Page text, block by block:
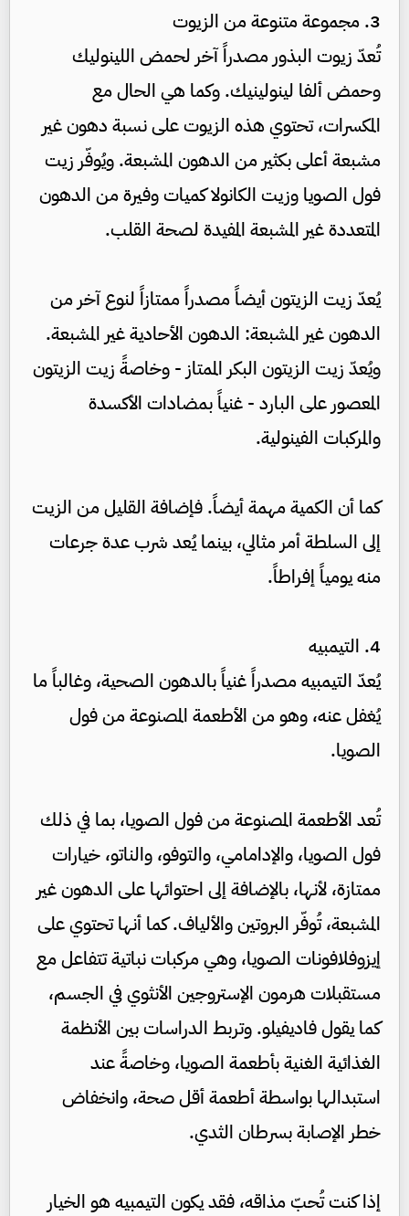
3. مجموعة متنوعة من الزيوت
تُعدّ زيوت البذور مصدراً آخر لحمض اللينوليك
وحمض ألفا لينولينيك. وكما هي الحال مع
المكسرات، تحتوي هذه الزيوت على نسبة دهون غير
مشبعة أعلى بكثير من الدهون المشبعة. ويُوفّر زيت
فول الصويا وزيت الكانولا كميات وفيرة من الدهون
المتعددة غير المشبعة المفيدة لصحة القلب.
يُعدّ زيت الزيتون أيضاً مصدراً ممتازاً لنوع آخر من
الدهون غير المشبعة: الدهون الأحادية غير المشبعة.
ويُعدّ زيت الزيتون البكر الممتاز - وخاصةً زيت الزيتون
المعصور على البارد - غنياً بمضادات الأكسدة
والمركبات الفينولية.
كما أن الكمية مهمة أيضاً. فإضافة القليل من الزيت
إلى السلطة أمر مثالي، بينما يُعد شرب عدة جرعات
منه يومياً إفراطاً.
4. التيمبيه
يُعدّ التيمبيه مصدراً غنياً بالدهون الصحية، وغالباً ما
يُغفل عنه، وهو من الأطعمة المصنوعة من فول
الصويا.
تُعد الأطعمة المصنوعة من فول الصويا، بما في ذلك
فول الصويا، والإدامامي، والتوفو، والناتو، خيارات
ممتازة، لأنها، بالإضافة إلى احتوائها على الدهون غير
المشبعة، تُوفّر البروتين والألياف. كما أنها تحتوي على
إيزوفلافونات الصويا، وهي مركبات نباتية تتفاعل مع
مستقبلات هرمون الإستروجين الأنثوي في الجسم،
كما يقول فاديفيلو. وتربط الدراسات بين الأنظمة
الغذائية الغنية بأطعمة الصويا، وخاصةً عند
استبدالها بواسطة أطعمة أقل صحة، وانخفاض
خطر الإصابة بسرطان الثدي.
إذا كنت تُحبّ مذاقه، فقد يكون التيمبيه هو الخيار